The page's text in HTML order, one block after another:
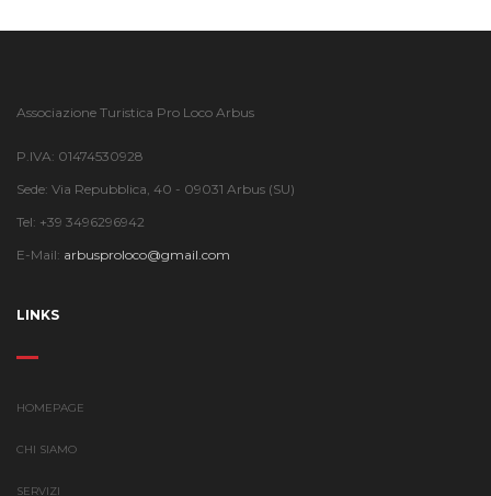
Associazione Turistica Pro Loco Arbus
P.IVA: 01474530928
Sede: Via Repubblica, 40 - 09031 Arbus (SU)
Tel: +39 3496296942
E-Mail: arbusproloco@gmail.com
LINKS
HOMEPAGE
CHI SIAMO
SERVIZI